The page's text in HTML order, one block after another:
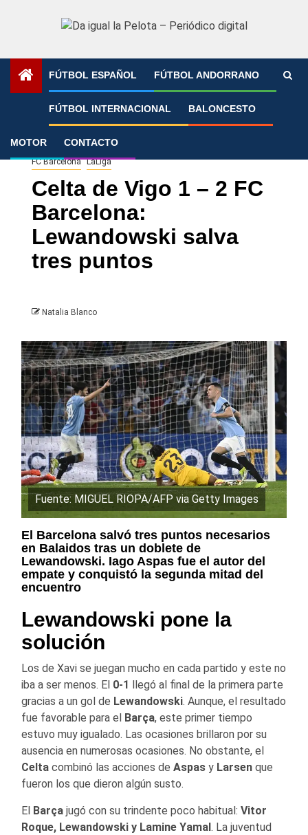
FÚTBOL ESPAÑOL FÚTBOL ANDORRANO
FÚTBOL INTERNACIONAL BALONCESTO
MOTOR CONTACTO
»
FC Barcelona LaLiga
Celta de Vigo 1 – 2 FC
Barcelona:
Lewandowski salva
tres puntos
Natalia Blanco
Fuente: MIGUEL RIOPA/AFP via Getty Images
El Barcelona salvó tres puntos necesarios
en Balaidos tras un doblete de
Lewandowski. Iago Aspas fue el autor del
empate y conquistó la segunda mitad del
encuentro
Lewandowski pone la
solución
Los de Xavi se juegan mucho en cada partido y este no
iba a ser menos. El 0-1 llegó al final de la primera parte
gracias a un gol de Lewandowski. Aunque, el resultado
fue favorable para el Barça, este primer tiempo
estuvo muy igualado. Las ocasiones brillaron por su
ausencia en numerosas ocasiones. No obstante, el
Celta combinó las acciones de Aspas y Larsen que
fueron los que dieron algún susto.
El Barça jugó con su trindente poco habitual: Vitor
Roque, Lewandowski y Lamine Yamal. La juventud